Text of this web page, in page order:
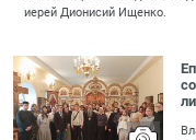
иерей Дионисий Ищенко.